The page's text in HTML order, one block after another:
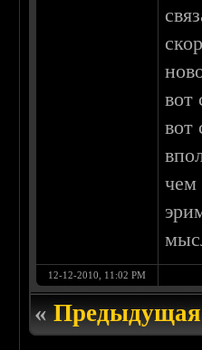
вот
вот
чем
12-12-2010, 11:02 PM
«Предыдущая